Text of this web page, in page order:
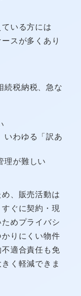
いる方には
スが多くあり
続税納税、急な
いわゆる「訳あ
理が難しい
、販売活動は
ぐに契約・現
めプライバシ
りにくい物件
適合責任も免
く軽減できま